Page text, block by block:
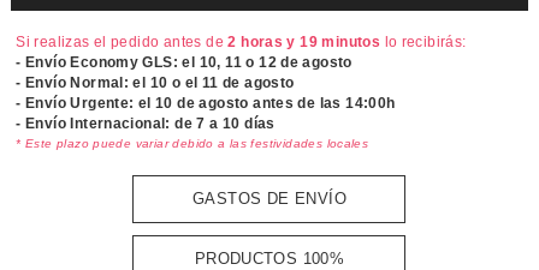
Si realizas el pedido antes de2 horas y 19 minutos lo recibirás:
- Envío Economy GLS: el 10, 11 o 12 de agosto
- Envío Normal: el 10 o el 11 de agosto
- Envío Urgente: el10 de agosto antes de las 14:00h
- Envío Internacional: de 7 a 10 días
* Este plazo puede variar debido a las festividades locales
GASTOS DE ENVÍO
PRODUCTOS 100%